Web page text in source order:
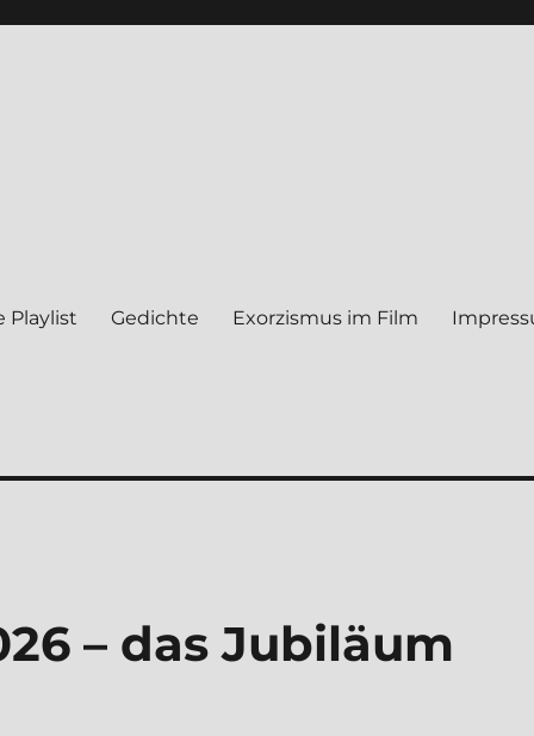
Play­list Gedich­te Exor­zis­mus im Film
– das Jubi­lä­um